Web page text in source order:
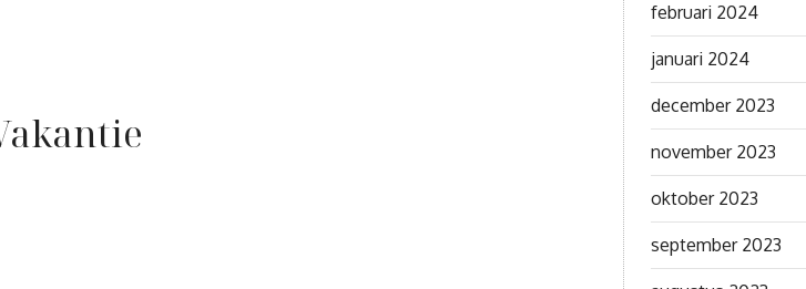
februari 2024
januari 2024
december 2023
november 2023
oktober 2023
september 2023